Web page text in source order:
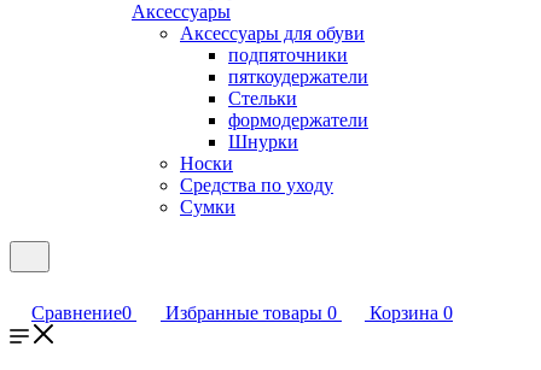
Аксессуары
Аксессуары для обуви
подпяточники
пяткоудержатели
Стельки
формодержатели
Шнурки
Носки
Средства по уходу
Сумки
Сравнение0 Избранные товары 0 Корзина 0